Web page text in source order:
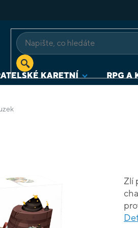
KARETNÍ RPG A
Zlí